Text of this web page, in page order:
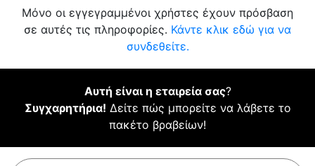
Μόνο οι εγγεγραμμένοι χρήστες έχουν πρόσβαση
σε αυτές τις πληροφορίες. Κάντε κλικ εδώ για να
συνδεθείτε.
Αυτή είναι η εταιρεία σας?
Συγχαρητήρια! Δείτε πώς μπορείτε να λάβετε το
πακέτο βραβείων!